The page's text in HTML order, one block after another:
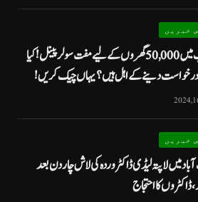
خبریں
پنجاب میں 50,000 گھروں کے لیے مفت سولر پینل! کیا
دینے کے اہل ہیں؟ یہاں چیک کریں!
خبریں
میں لاپتہ لیڈی ڈاکٹر وردہ کی لاش چار دن بعد
ڈاکٹروں کا احتجاج